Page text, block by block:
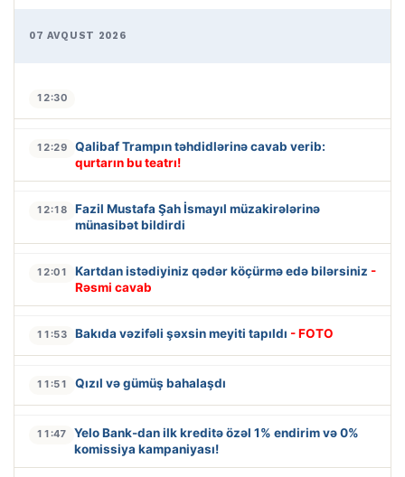
07 AVQUST 2026
12:30
12:29
Qalibaf Trampın təhdidlərinə cavab verib:
qurtarın bu teatrı!
12:18
Fazil Mustafa Şah İsmayıl müzakirələrinə
münasibət bildirdi
12:01 Kartdan istədiyiniz qədər köçürmə edə bilərsiniz -
Rəsmi cavab
11:53 Bakıda vəzifəli şəxsin meyiti tapıldı - FOTO
11:51 Qızıl və gümüş bahalaşdı
11:47
Yelo Bank-dan ilk kreditə özəl 1% endirim və 0%
komissiya kampaniyası!